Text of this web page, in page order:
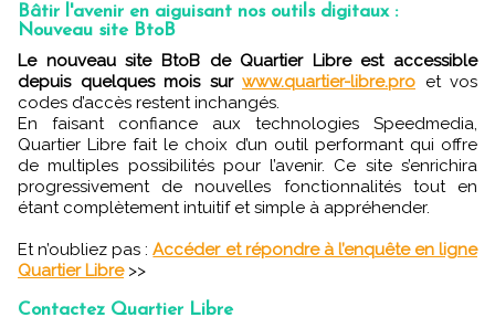
Bâtir l'avenir en aiguisant nos outils digitaux :
Nouveau site BtoB
Le nouveau site BtoB de Quartier Libre est accessible
depuis quelques mois sur www.quartier-libre.pro et vos
codes d’accès restent inchangés.
En faisant confiance aux technologies Speedmedia,
Quartier Libre fait le choix d’un outil performant qui offre
de multiples possibilités pour l’avenir. Ce site s’enrichira
progressivement de nouvelles fonctionnalités tout en
étant complètement intuitif et simple à appréhender.
Et n’oubliez pas :Accéder et répondre à l’enquête en ligne
Quartier Libre>>
Contactez Quartier Libre